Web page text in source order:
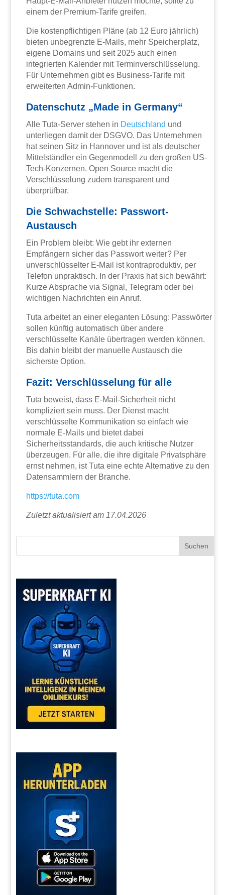
einem der Premium-Tarife greifen.
Die kostenpflichtigen Pläne (ab 12 Euro jährlich)
bieten unbegrenzte E-Mails, mehr Speicherplatz,
eigene Domains und seit 2025 auch einen
integrierten Kalender mit Terminverschlüsselung.
Für Unternehmen gibt es Business-Tarife mit
erweiterten Admin-Funktionen.
Datenschutz „Made in Germany“
Alle Tuta-Server stehen in Deutschland und
unterliegen damit der DSGVO. Das Unternehmen
hat seinen Sitz in Hannover und ist als deutscher
Mittelständler ein Gegenmodell zu den großen US-
Tech-Konzernen. Open Source macht die
Verschlüsselung zudem transparent und
überprüfbar.
Die Schwachstelle: Passwort-
Austausch
Ein Problem bleibt: Wie gebt ihr externen
Empfängern sicher das Passwort weiter? Per
unverschlüsselter E-Mail ist kontraproduktiv, per
Telefon unpraktisch. In der Praxis hat sich bewährt:
Kurze Absprache via Signal, Telegram oder bei
wichtigen Nachrichten ein Anruf.
Tuta arbeitet an einer eleganten Lösung: Passwörter
sollen künftig automatisch über andere
verschlüsselte Kanäle übertragen werden können.
Bis dahin bleibt der manuelle Austausch die
sicherste Option.
Fazit: Verschlüsselung für alle
Tuta beweist, dass E-Mail-Sicherheit nicht
kompliziert sein muss. Der Dienst macht
verschlüsselte Kommunikation so einfach wie
normale E-Mails und bietet dabei
Sicherheitsstandards, die auch kritische Nutzer
überzeugen. Für alle, die ihre digitale Privatsphäre
ernst nehmen, ist Tuta eine echte Alternative zu den
Datensammlern der Branche.
https://tuta.com
Zuletzt aktualisiert am 17.04.2026